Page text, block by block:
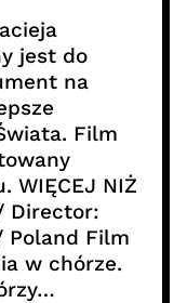
jest do
na
Film
WIĘCEJ NIŻ
Director:
Poland Film
w chórze.